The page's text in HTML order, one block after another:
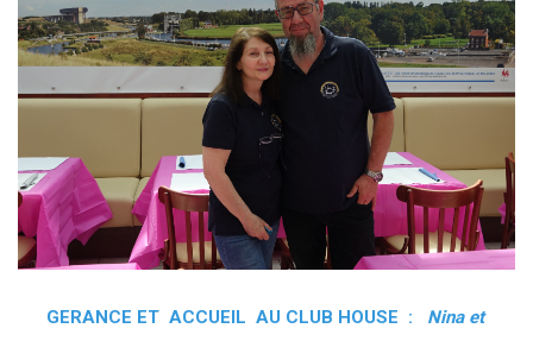
GERANCE ET ACCUEIL AU CLUB HOUSE :
Nina et